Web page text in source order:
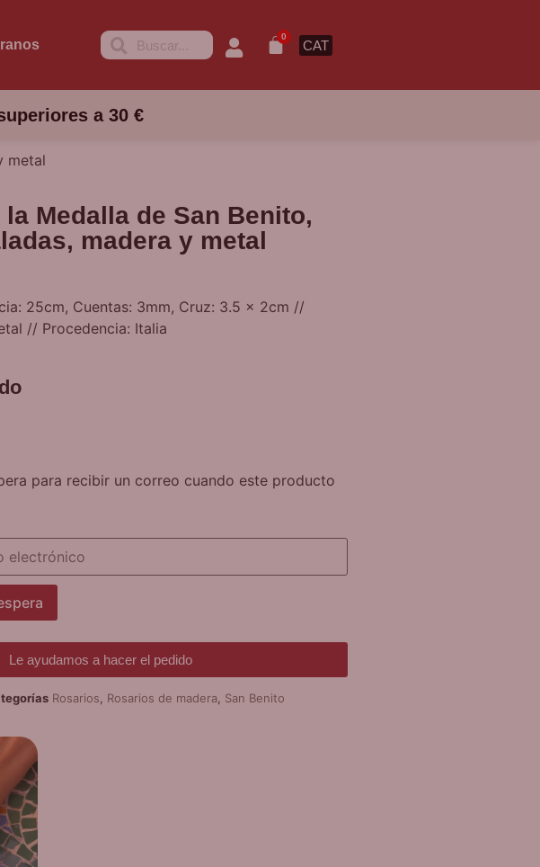
0
CAT
a 30 €
metal
Medalla de San Benito,
madera y metal
25cm, Cuentas: 3mm, Cruz: 3.5 x 2cm //
// Procedencia: Italia
para recibir un correo cuando este producto
Le ayudamos a hacer el pedido
Rosarios Rosarios de madera San Benito